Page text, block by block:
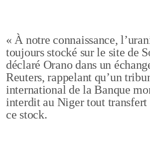
« À notre connaissance,
toujours stocké sur le site de
déclaré Orano dans un
Reuters, rappelant qu’un
international de la Banque
interdit au Niger tout transfert
ce stock.